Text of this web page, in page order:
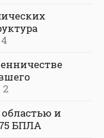
4
2
и
БПЛА